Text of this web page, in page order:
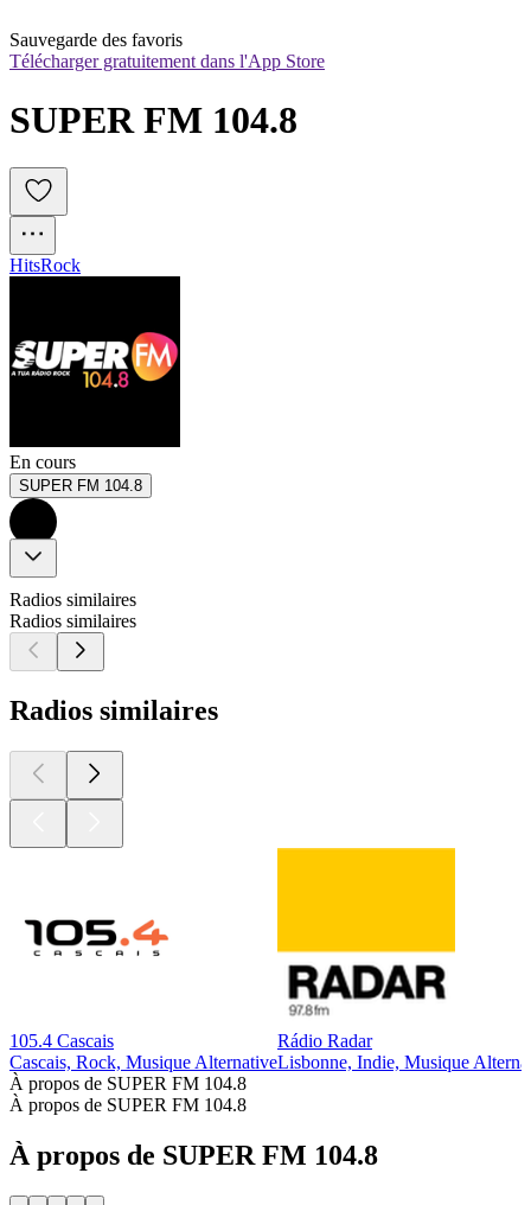
Sauvegarde des favoris
Télécharger gratuitement dans l'App Store
SUPER FM 104.8
HitsRock
En cours
SUPER FM 104.8
Radios similaires
Radios similaires
Radios similaires
105.4 Cascais
Cascais, Rock, Musique Alternative
Rádio Radar
Lisbonne, Indie, Musique
À propos de SUPER FM 104.8
À propos de SUPER FM 104.8
À propos de SUPER FM 104.8